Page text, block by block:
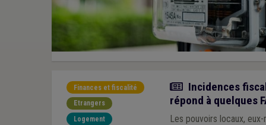
Finances et fiscalité
Etrangers
Logement
Actualité
Incidences
répond à quelques
Les pouvoirs locaux,